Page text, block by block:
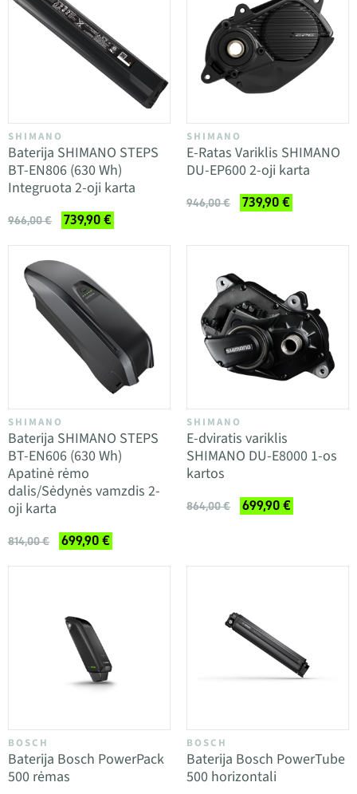
SHIMANO
Baterija SHIMANO STEPS
BT-EN806 (630 Wh)
Integruota 2-oji karta
966,00 € 739,90 €
SHIMANO
E-Ratas Variklis SHIMANO
DU-EP600 2-oji karta
946,00 € 739,90 €
SHIMANO
Baterija SHIMANO STEPS
BT-EN606 (630 Wh)
Apatinė rėmo
dalis/Sėdynės vamzdis 2-
oji karta
814,00 € 699,90 €
SHIMANO
E-dviratis variklis
SHIMANO DU-E8000 1-os
kartos
864,00 € 699,90 €
BOSCH
Baterija Bosch PowerPack
500 rėmas
BOSCH
Baterija Bosch PowerTube
500 horizontali